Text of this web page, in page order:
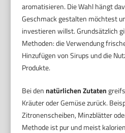
aromatisieren. Die Wahl hängt
Geschmack gestalten möchtest
investieren willst. Grundsätzlich
Methoden: die Verwendung
Hinzufügen von Sirups und die
Produkte.
Bei dennatürlichen Zutaten
Kräuter oder Gemüse zurück.
Zitronenscheiben, Minzblätter
Methode ist pur und meist